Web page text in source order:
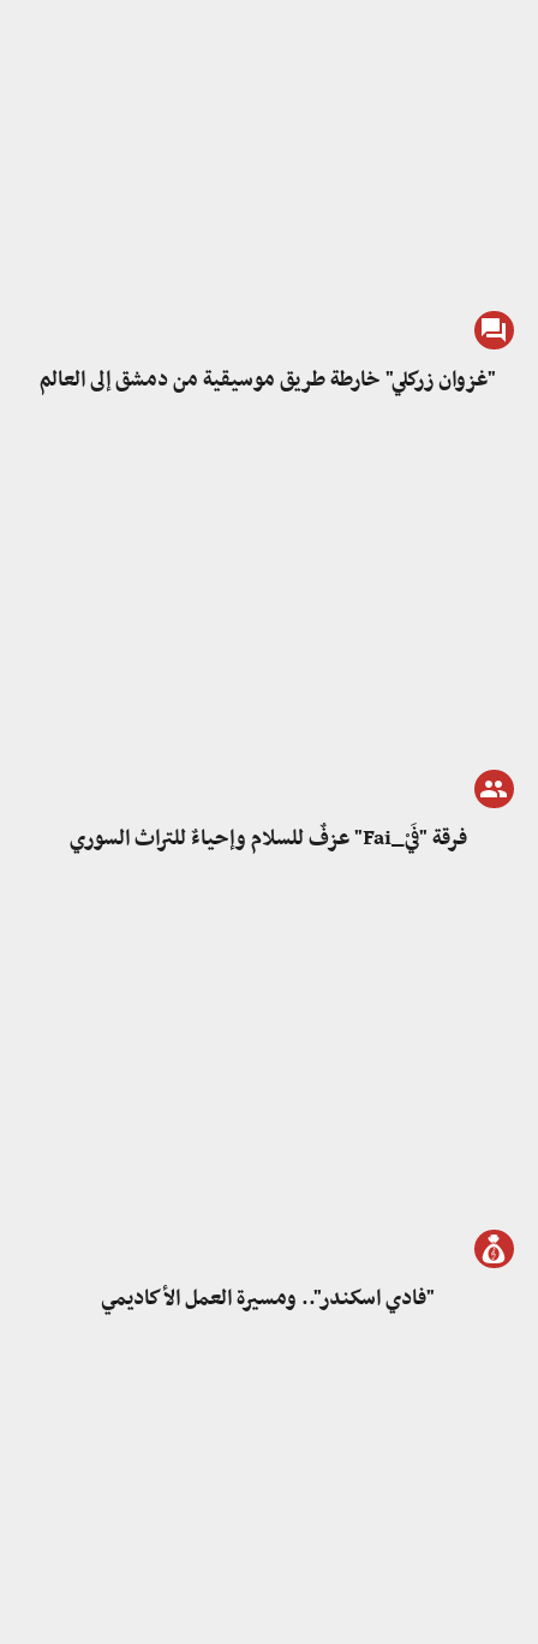
"غزوان زركلي" خارطة طريق موسيقية من دمشق إلى العالم
فرقة "فَيْ_Fai" عزفٌ للسلام وإحياءٌ للتراث السوري
"فادي اسكندر".. ومسيرة العمل الأكاديمي